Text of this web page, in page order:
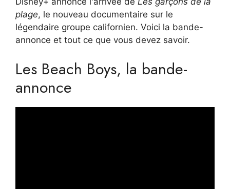
plage, le nouveau documentaire sur le
légendaire groupe californien. Voici la bande-
annonce et tout ce que vous devez savoir.
Les Beach Boys, la bande-
annonce